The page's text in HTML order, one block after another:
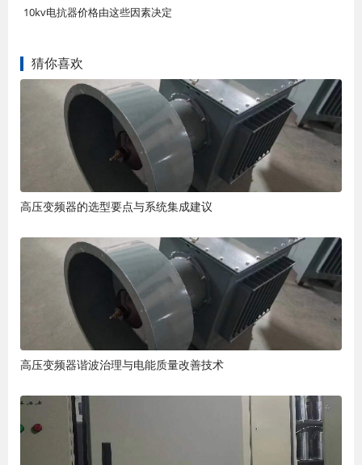
10kv电抗器价格由这些因素决定
猜你喜欢
高压变频器的选型要点与系统集成建议
高压变频器谐波治理与电能质量改善技术